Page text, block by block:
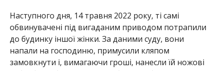
Наступного дня, 14 травня 2022 року, ті самі
обвинувачені під вигаданим приводом потрапили
до будинку іншої жінки. За даними суду, вони
напали на господиню, примусили кляпом
замовкнути і, вимагаючи гроші, нанесли їй ножові